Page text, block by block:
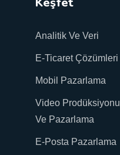
Analitik Ve Veri
E-Ticaret Çözümleri
Mobil Pazarlama
Video Prodüksiyonu
Ve Pazarlama
E-Posta Pazarlama